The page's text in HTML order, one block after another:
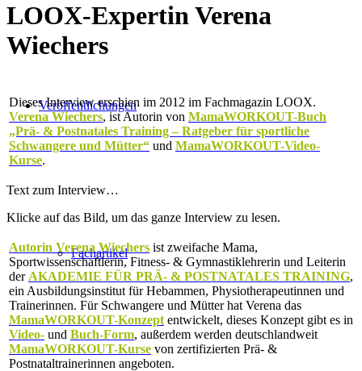
Veröffentlichungen
Fachartikel
LOOX-Expertin Verena
Wiechers
Dieses Interview erschien im 2012 im Fachmagazin LOOX.
Verena Wiechers, ist Autorin von MamaWORKOUT-Buch
„Prä- & Postnatales Training – Ratgeber für sportliche
Schwangere und Mütter“ und MamaWORKOUT-Video-
Kurse.
Text zum Interview…
Klicke auf das Bild, um das ganze Interview zu lesen.
Autorin Verena Wiechers ist zweifache Mama,
Sportwissenschaftlerin, Fitness- & Gymnastiklehrerin und Leiterin
der AKADEMIE FÜR PRÄ- & POSTNATALES TRAINING,
ein Ausbildungsinstitut für Hebammen, Physiotherapeutinnen und
Trainerinnen. Für Schwangere und Mütter hat Verena das
MamaWORKOUT-Konzept entwickelt, dieses Konzept gibt es in
Video- und Buch-Form, außerdem werden deutschlandweit
MamaWORKOUT-Kurse von zertifizierten Prä- &
Postnataltrainerinnen angeboten.